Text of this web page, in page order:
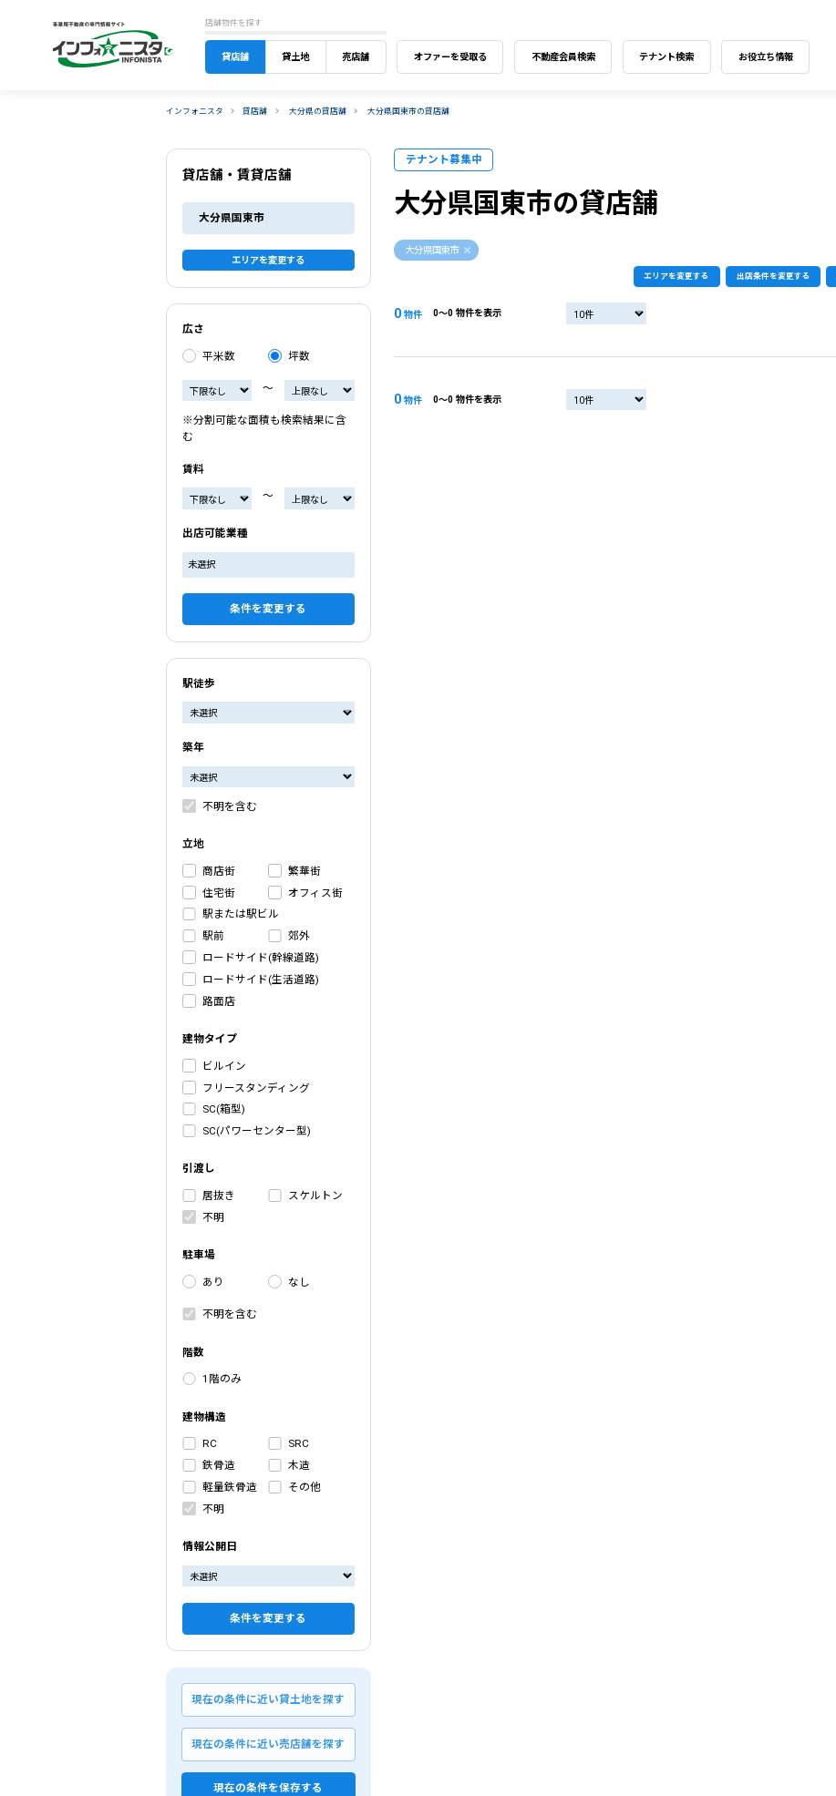
店舗物件を探す
貸店舗 貸土地 売店舗 オファーを受取る 不動産会員検索 テナント検索 お役立ち情報
インフォニスタ 貸店舗 大分県の貸店舗 大分県国東市の貸店舗
テナント募集中
大分県国東市の貸店舗
大分県国東市
エリアを変更する 出店条件を変更する
0物件 0〜0 物件を表示
0物件 0〜0 物件を表示
貸店舗・賃貸店舗
大分県国東市
エリアを変更する
広さ
平米数 坪数
〜
※分割可能な面積も検索結果に含
む
賃料
〜
出店可能業種
未選択
条件を変更する
駅徒歩
築年
不明を含む
立地
商店街
繁華街
住宅街
オフィス街
駅または駅ビル
駅前
郊外
ロードサイド(幹線道路)
ロードサイド(生活道路)
路面店
建物タイプ
ビルイン
フリースタンディング
SC(箱型)
SC(パワーセンター型)
引渡し
居抜き
スケルトン
不明
駐車場
あり なし
不明を含む
階数
1階のみ
建物構造
RC
SRC
鉄骨造
木造
軽量鉄骨造
その他
不明
情報公開日
条件を変更する
現在の条件に近い貸土地を探す
現在の条件に近い売店舗を探す
現在の条件を保存する